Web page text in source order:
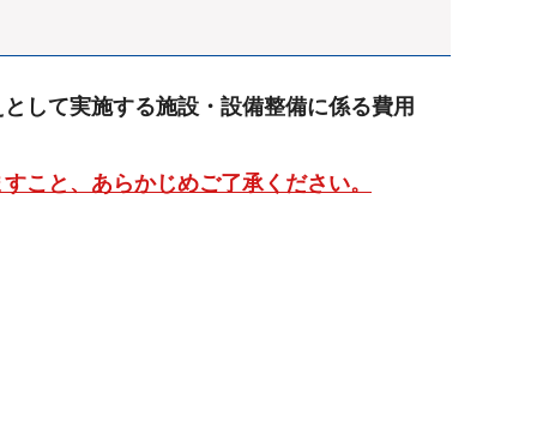
して実施する施設・設備整備に係る費用
こと、あらかじめご了承ください。